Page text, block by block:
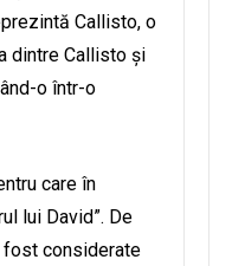
Callisto, o
dintre Callisto și
o într-o
care în
lui David”. De
fost considerate